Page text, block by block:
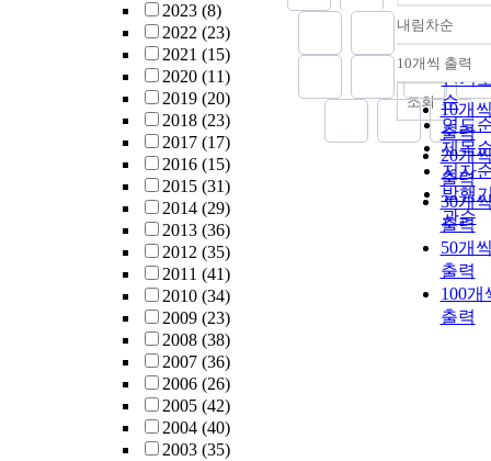
2023 (8)
2022 (23)
2021 (15)
2020 (11)
2019 (20)
2018 (23)
2017 (17)
2016 (15)
2015 (31)
2014 (29)
2013 (36)
2012 (35)
2011 (41)
2010 (34)
2009 (23)
2008 (38)
2007 (36)
2006 (26)
2005 (42)
2004 (40)
2003 (35)
정확
순
인기
순
연도
제목
저자
발행
관순
내림차순
내림
10개씩 출력
10개
출력
20개
출력
30개
출력
50개
출력
100개
출력
조회